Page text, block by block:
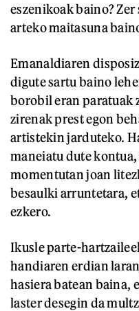
eszenikoak baino?
arteko maitasuna
Emanaldiaren
digute sartu baino
borobil eran paratuak
zirenak prest egon
artistekin jarduteko.
maneiatu dute
momentutan joan
besaulki arruntetara,
ezkero.
Ikusle parte-
handiaren erdian
hasiera batean baina,
laster desegin da